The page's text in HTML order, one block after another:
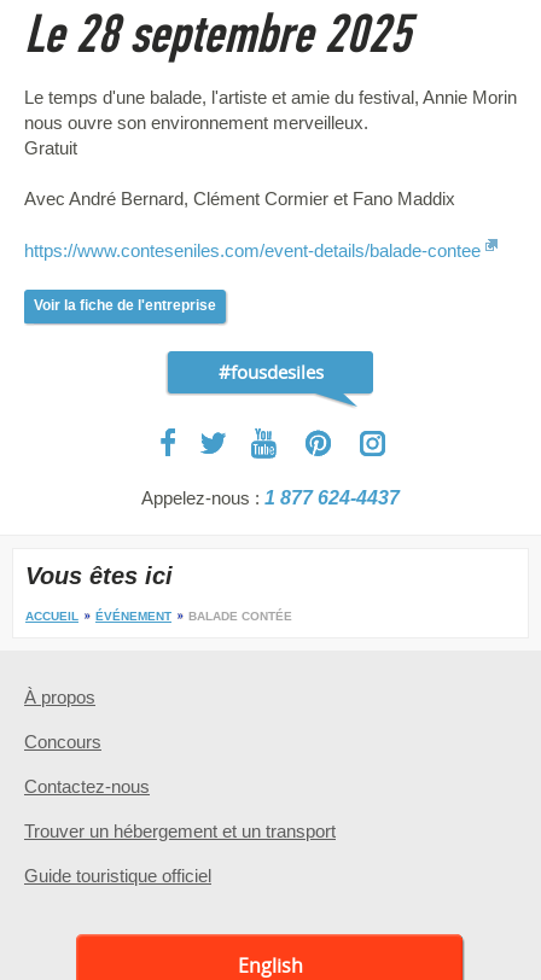
Le 28 septembre 2025
Le temps d'une balade, l'artiste et amie du festival, Annie Morin
nous ouvre son environnement merveilleux.
Gratuit
Avec André Bernard, Clément Cormier et Fano Maddix
https://www.conteseniles.com/event-details/balade-contee
Voir la fiche de l'entreprise
#fousdesiles
Appelez-nous : 1 877 624-4437
Vous êtes ici
ACCUEIL ÉVÉNEMENT BALADE CONTÉE
À propos
Concours
Contactez-nous
Trouver un hébergement et un transport
Guide touristique officiel
English